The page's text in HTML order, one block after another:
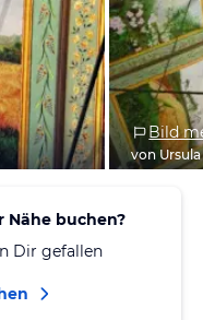
Bild
von Ursula
Nähe buchen?
Dir gefallen